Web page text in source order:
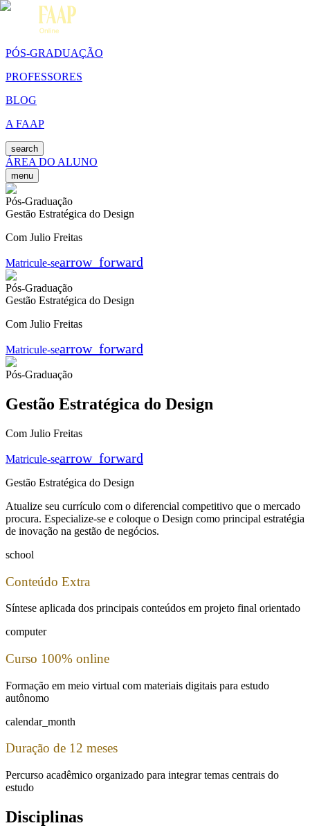
PÓS-GRADUAÇÃO
PROFESSORES
BLOG
A FAAP
search
ÁREA DO ALUNO
menu
Pós-Graduação
Gestão Estratégica do Design
Com Julio Freitas
Matricule-searrow_forward
Pós-Graduação
Gestão Estratégica do Design
Com Julio Freitas
Matricule-searrow_forward
Pós-Graduação
Gestão Estratégica do Design
Com Julio Freitas
Matricule-searrow_forward
Gestão Estratégica do Design
Atualize seu currículo com o diferencial competitivo que o mercado
procura. Especialize-se e coloque o Design como principal estratégia
de inovação na gestão de negócios.
school
Conteúdo Extra
Síntese aplicada dos principais conteúdos em projeto final orientado
computer
Curso 100% online
Formação em meio virtual com materiais digitais para estudo
autônomo
calendar_month
Duração de 12 meses
Percurso acadêmico organizado para integrar temas centrais do
estudo
Disciplinas